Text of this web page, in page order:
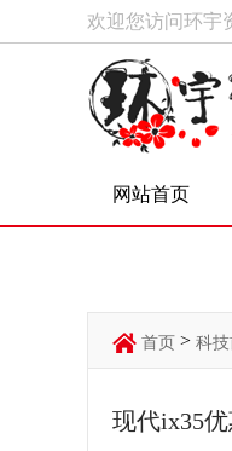
欢迎您访问环宇
网站首页
首页 > 科
现代ix35